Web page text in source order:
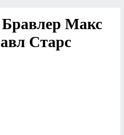
Бравлер Макс
Старс